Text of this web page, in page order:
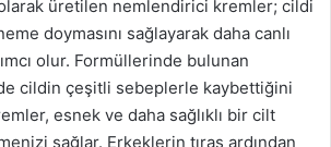
üretilen nemlendirici kremler; cildi
doymasını sağlayarak daha canlı
olur. Formüllerinde bulunan
cildin çeşitli sebeplerle kaybettiğini
esnek ve daha sağlıklı bir cilt
sağlar. Erkeklerin tıraş ardından